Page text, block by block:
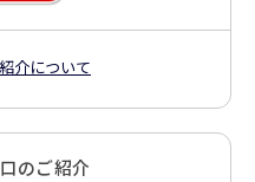
介について
のご紹介